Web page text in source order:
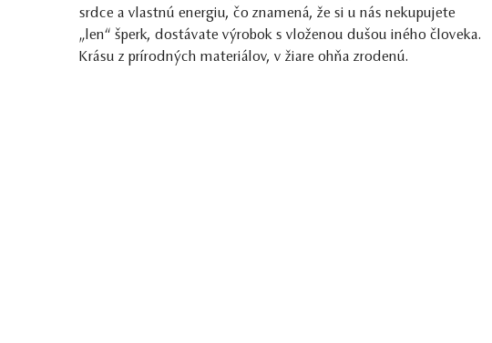
srdce a vlastnú energiu, čo znamená, že si u nás nekupujete
„len“ šperk, dostávate výrobok s vloženou dušou iného človeka.
Krásu z prírodných materiálov, v žiare ohňa zrodenú.